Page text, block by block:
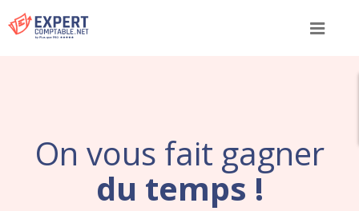
Menu
On vous fait gagner
du temps !